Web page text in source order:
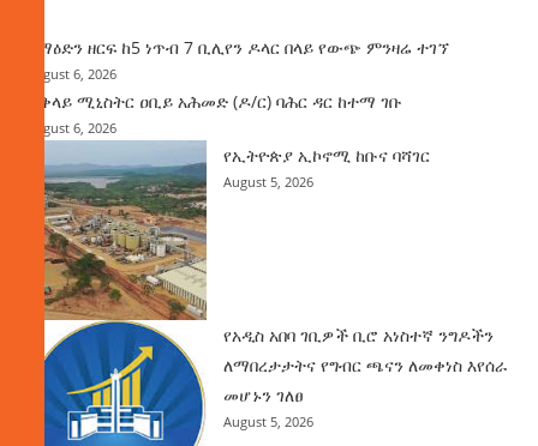
ከማዕድን ዘርፍ ከ5 ነጥብ 7 ቢሊየን ዶላር በላይ የውጭ ምንዛሬ ተገኘ
August 6, 2026
ጠቅላይ ሚኒስትር ዐቢይ አሕመድ (ዶ/ር) ባሕር ዳር ከተማ ገቡ
August 6, 2026
የኢትዮጵያ ኢኮኖሚ ከቡና ባሻገር
August 5, 2026
የአዲስ አበባ ገቢዎች ቢሮ አነስተኛ ንግዶችን
ለማበረታታትና የግብር ጫናን ለመቀነስ እየሰራ
መሆኑን ገለፀ
August 5, 2026